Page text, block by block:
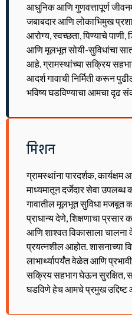
आधुनिक आणि गुणवत्तापूर्ण
जबाबदार आणि लोकाभिमुख
आरोग्य, स्वच्छता, पिण्याचे पाणी,
आणि मूलभूत सोयी-सुविधांचा
आहे. ग्रामस्थांच्या सक्रिय
आदर्श गावाची निर्मिती करून
भविष्य घडविण्याचा आमचा दृढ
मिशन
ग्रामस्थांना पारदर्शक,
माध्यमातून दर्जेदार सेवा
गावातील मूलभूत सुविधा मजबूत
प्राधान्य देणे, शिक्षणाचा प्रसार
आणि शाश्वत विकासाला चालना
प्रयत्नशील आहोत. शासनाच्या
लाभार्थ्यापर्यंत वेळेत आणि
सक्रिय सहभाग घेऊन सुरक्षित,
घडविणे हेच आमचे प्रमुख उद्दिष्ट